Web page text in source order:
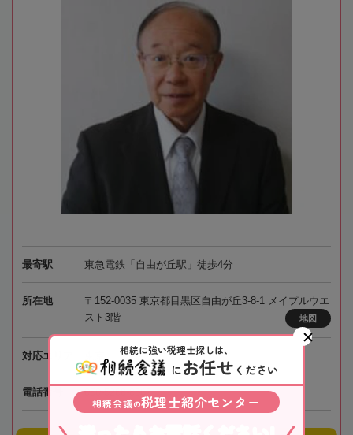
最寄駅 東急電鉄「自由が丘駅」徒歩4分
所在地
〒152-0035 東京都目黒区自由が丘3-8-1 メイプルウエ
スト3階
地図
対応エリア
電話番号 050-5268-8562
相続に強い税理士探しは、
にお任せ ください
相続会議の税理士紹介センター